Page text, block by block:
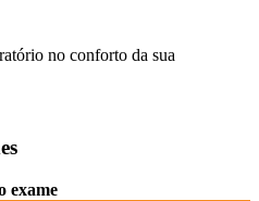
no conforto da sua
exame